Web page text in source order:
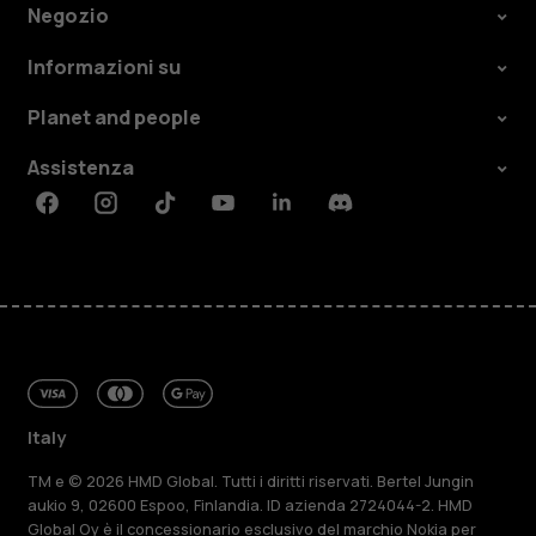
Negozio
Informazioni su
Planet and people
Assistenza
FacebookInstagramTiktokYoutubeLinkedinDiscord
Italy
TM e © 2026 HMD Global. Tutti i diritti riservati. Bertel Jungin
aukio 9, 02600 Espoo, Finlandia. ID azienda 2724044-2. HMD
Global Oy è il concessionario esclusivo del marchio Nokia per